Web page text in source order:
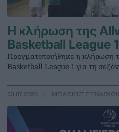
Η κλήρωση της
Basketball League 1
Πραγματοποιήθηκε η κλήρωση
Basketball League 1 για τη
23.07.2026 ΜΠΑΣΚΕΤ ΓΥΝΑΙΚΩΝ